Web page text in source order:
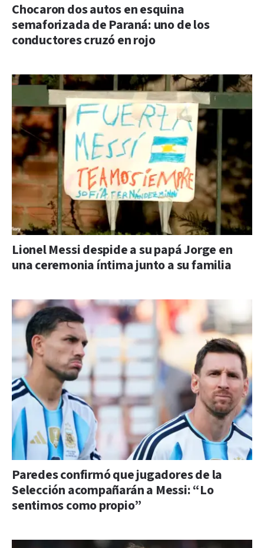
Chocaron dos autos en esquina
semaforizada de Paraná: uno de los
conductores cruzó en rojo
Lionel Messi despide a su papá Jorge en
una ceremonia íntima junto a su familia
Paredes confirmó que jugadores de la
Selección acompañarán a Messi: “Lo
sentimos como propio”